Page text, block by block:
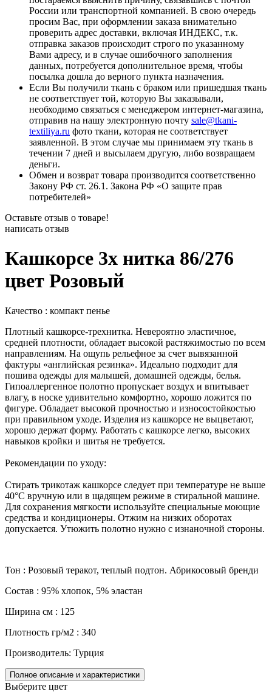
России или транспортной компанией. В свою очередь
просим Вас, при оформлении заказа внимательно
проверить адрес доставки, включая ИНДЕКС, т.к.
отправка заказов происходит строго по указанному
Вами адресу, и в случае ошибочного заполнения
данных, потребуется дополнительное время, чтобы
посылка дошла до верного пункта назначения.
Если Вы получили ткань с браком или пришедшая ткань
не соответствует той, которую Вы заказывали,
необходимо связаться с менеджером интернет-магазина,
отправив на нашу электронную почту sale@tkani-
textiliya.ru фото ткани, которая не соответствует
заявленной. В этом случае мы принимаем эту ткань в
течении 7 дней и высылаем другую, либо возвращаем
деньги.
Обмен и возврат товара производится соответственно
Закону РФ ст. 26.1. Закона РФ «О защите прав
потребителей»
Оставьте отзыв о товаре!
написать отзыв
Кашкорсе 3х нитка 86/276
цвет Розовый
Качество : компакт пенье
Плотный кашкорсе-трехнитка. Невероятно эластичное,
средней плотности, обладает высокой растяжимостью по всем
направлениям. На ощупь рельефное за счет вывязанной
фактуры «английская резинка». Идеально подходит для
пошива одежды для малышей, домашней одежды, белья.
Гипоаллергенное полотно пропускает воздух и впитывает
влагу, в носке удивительно комфортно, хорошо ложится по
фигуре. Обладает высокой прочностью и износостойкостью
при правильном уходе. Изделия из кашкорсе не выцветают,
хорошо держат форму. Работать с кашкорсе легко, высоких
навыков кройки и шитья не требуется.
Рекомендации по уходу:
Стирать трикотаж кашкорсе следует при температуре не выше
40°С вручную или в щадящем режиме в стиральной машине.
Для сохранения мягкости используйте специальные моющие
средства и кондиционеры. Отжим на низких оборотах
допускается. Утюжить полотно нужно с изнаночной стороны.
Тон : Розовый теракот, теплый подтон. Абрикосовый бренди
Состав : 95% хлопок, 5% эластан
Ширина см : 125
Плотность гр/м2 : 340
Производитель: Турция
Полное описание и характеристики
Выберите цвет